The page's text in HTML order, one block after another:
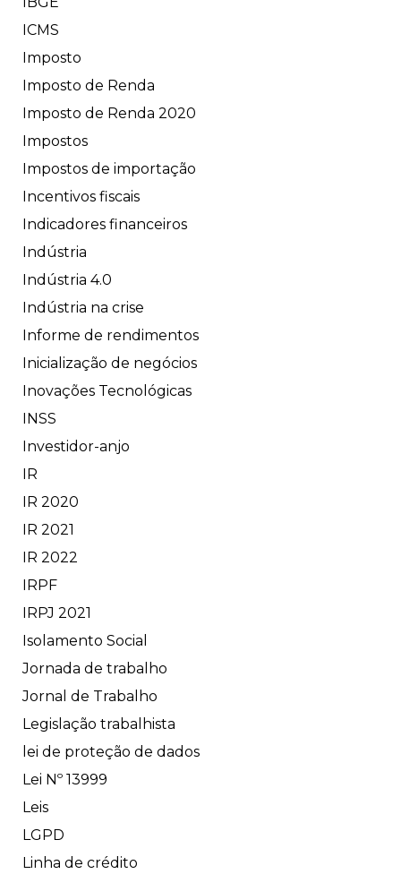
ICMS
Imposto
Imposto de Renda
Imposto de Renda 2020
Impostos
Impostos de importação
Incentivos fiscais
Indicadores financeiros
Indústria
Indústria 4.0
Indústria na crise
Informe de rendimentos
Inicialização de negócios
Inovações Tecnológicas
INSS
Investidor-anjo
IR
IR 2020
IR 2021
IR 2022
IRPF
IRPJ 2021
Isolamento Social
Jornada de trabalho
Jornal de Trabalho
Legislação trabalhista
lei de proteção de dados
Lei Nº 13999
Leis
LGPD
Linha de crédito